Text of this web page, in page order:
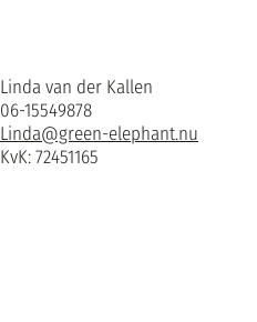
Linda van der Kallen
06-15549878
Linda@green-elephant.nu
KvK: 72451165